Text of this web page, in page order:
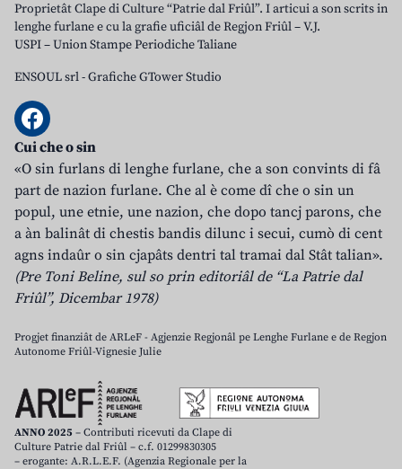
Proprietât Clape di Culture “Patrie dal Friûl”. I articui a son scrits in
lenghe furlane e cu la grafie uficiâl de Regjon Friûl – V.J.
USPI – Union Stampe Periodiche Taliane
ENSOUL srl-Grafiche GTower Studio
Cui che o sin
«O sin furlans di lenghe furlane, che a son convints di fâ
part de nazion furlane. Che al è come dî che o sin un
popul, une etnie, une nazion, che dopo tancj parons, che
a àn balinât di chestis bandis dilunc i secui, cumò di cent
agns indaûr o sin cjapâts dentri tal tramai dal Stât talian».
(Pre Toni Beline, sul so prin editoriâl de “La Patrie dal
Friûl”, Dicembar 1978)
Progjet finanziât de ARLeF - Agjenzie Regjonâl pe Lenghe Furlane e de Regjon
Autonome Friûl-Vignesie Julie
ANNO 2025 – Contributi ricevuti da Clape di
Culture Patrie dal Friûl – c.f. 01299830305
– erogante: A.R.L.E.F. (Agenzia Regionale per la